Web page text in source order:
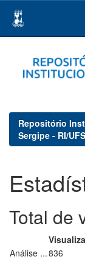
navigation
Repositório
Sergipe - RI/UFS
Total de
Análise ...836